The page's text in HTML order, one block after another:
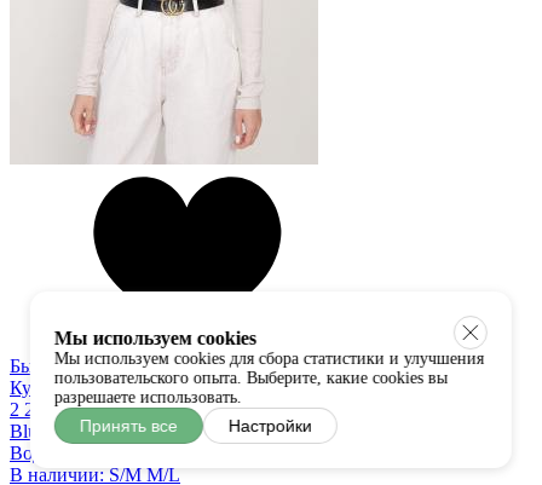
Быстрый просмотр
Купить в один клик
2 250 руб
Bluoltre
Водолазка
В наличии: S/M M/L
Мы используем cookies
Мы используем cookies для сбора статистики и улучшения
пользовательского опыта. Выберите, какие cookies вы
разрешаете использовать.
Принять все Настройки